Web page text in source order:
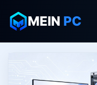
MEIN PC